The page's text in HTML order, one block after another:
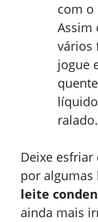
com o
Assim
vários
jogue
ralado.
Deixe esfriar
por algumas
leite
ainda mais